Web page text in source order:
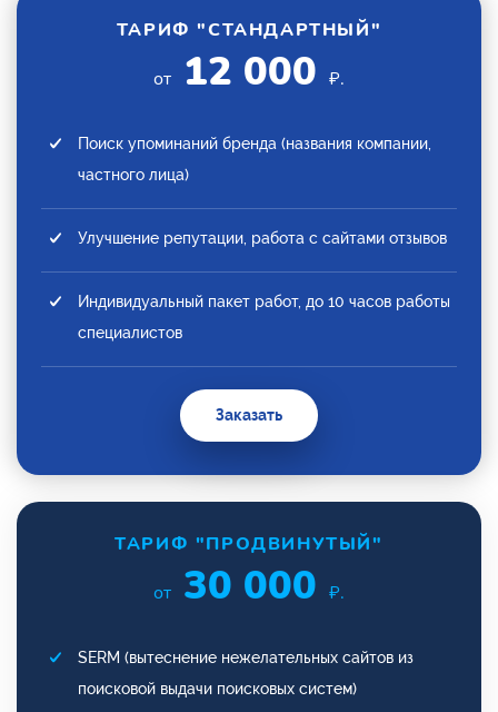
ТАРИФ "СТАНДАРТНЫЙ"
от 12 000 ₽.
Поиск упоминаний бренда (названия компании,
частного лица)
Улучшение репутации, работа с сайтами отзывов
Индивидуальный пакет работ, до 10 часов работы
специалистов
Заказать
ТАРИФ "ПРОДВИНУТЫЙ"
от 30 000 ₽.
SERM (вытеснение нежелательных сайтов из
поисковой выдачи поисковых систем)